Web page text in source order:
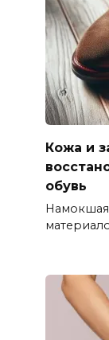
Кожа и
обувь
Намокшая